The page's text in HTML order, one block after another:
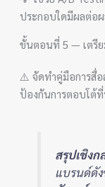
ประกอบใดมีผลต่อ
ขั้นตอนที่ 5 — เตรีย
⚠️ จัดทำคู่มือการสื่
ป้องกันการตอบโต้
สรุปเชิง
แบรนด์ดัง